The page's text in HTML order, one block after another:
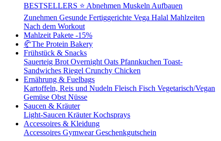
BESTSELLERS ⭐ Abnehmen Muskeln Aufbauen
Zunehmen Gesunde Fertiggerichte Vega Halal Mahlzeiten
Nach dem Workout
Mahlzeit Pakete -15%
🥐The Protein Bakery
Frühstück & Snacks
Sauerteig Brot Overnight Oats Pfannkuchen Toast-
Sandwiches Riegel Crunchy Chicken
Ernährung & Fuelbags
Kartoffeln, Reis und Nudeln Fleisch Fisch Vegetarisch/Vegan
Gemüse Obst Nüsse
Saucen & Kräuter
Light-Saucen KräuterKochsprays
Accessoires & Kleidung
Accessoires GymwearGeschenkgutschein